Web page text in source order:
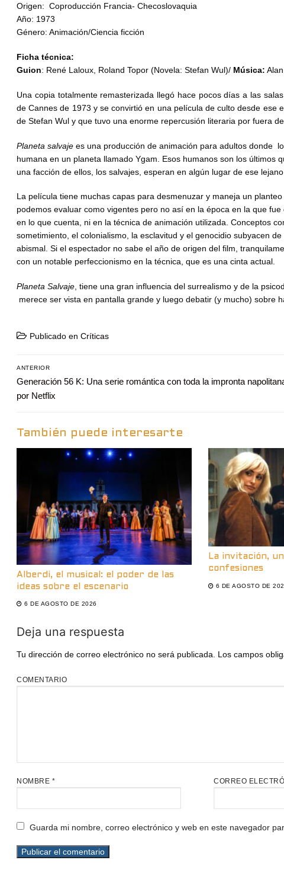
Origen: Coproducción Francia- Checoslovaquia
Año: 1973
Género: Animación/Ciencia ficción
Ficha técnica:
Guion: René Laloux, Roland Topor (Novela: Stefan Wul)/ Música:
Una copia totalmente remasterizada llegó hace pocos días a las
de Cannes de 1973 y se convirtió en una película de culto desde
de Stefan Wul y que tuvo una enorme repercusión literaria por fuera de
Planeta salvaje es una producción de animación para adultos donde
humana en un planeta llamado Ygam. Esos humanos son los últimos
una facción de ellos, los salvajes, esperan en algún lugar de ese
La película tiene muchas capas para desmenuzar y maneja un
podemos evaluar como vigentes pero no así en la época en la que
en lo que cuenta, ni en la técnica de animación utilizada. Conceptos
sometimiento, el colonialismo, la esclavitud y el genocidio subyacen
abismal. Si el espectador no sabe el año de origen del film,
con un notable perfeccionismo en la técnica, que es una cinta actual.
Planeta Salvaje , tiene una gran influencia del surrealismo y de la
merece ser vista en pantalla grande y luego debatir (y mucho) sobre
Publicado en Críticas
Navegación
de
entradas
ANTERIOR
Entrada
anterior:
Generación 56 K: Una serie romántica con toda la impronta
por Netflix
También puede interesarte
Alberdi, el musical: el poder de las
ideas sobre el escenario
6 DE AGOSTO DE 2026
La invitación,
confesiones
6 DE AGOSTO DE
Deja una respuesta
Tu dirección de correo electrónico no será publicada. Los campos
COMENTARIO
NOMBRE * CORREO
Guarda mi nombre, correo electrónico y web en este navegador